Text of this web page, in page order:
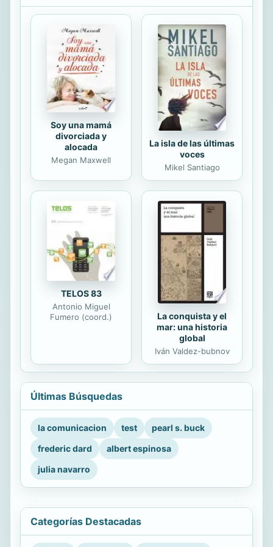
destino. Cuando escribe Por una
causa justa, Grossman es un hombre
destruido por la guerra. Su hijo ha
muerto en el frente y su madre ha
sido asesinada en el gueto.
Publicada finalmente en 1952, la
novela transcurre durante el primer
año de la...
Soy una mamá
divorciada y
alocada
Megan Maxwell
La isla de las últimas
voces
Mikel Santiago
TELOS 83
Antonio Miguel
Fumero (coord.)
La conquista y el
mar: una historia
global
Iván Valdez-bubnov
Últimas Búsquedas
la comunicacion test
pearl s. buck
frederic dard
albert espinosa
julia navarro
Categorías Destacadas